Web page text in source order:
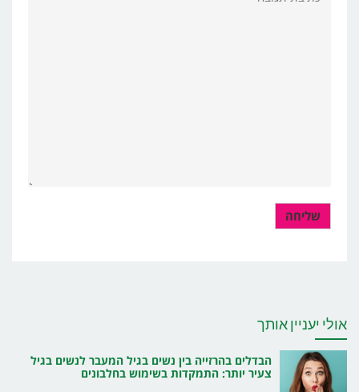
אולי יעניין אותך
הבדלים בהרזייה בין נשים בגיל המעבר לנשים בגיל
צעיר יותר: התמקדות בשימוש בחלבונים